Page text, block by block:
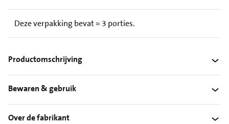
Deze verpakking bevat ≈ 3 porties.
Productomschrijving
Bewaren & gebruik
Over de fabrikant